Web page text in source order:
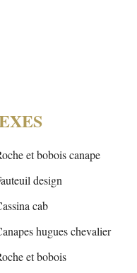
et bobois canape
design
cab
hugues chevalier
et bobois